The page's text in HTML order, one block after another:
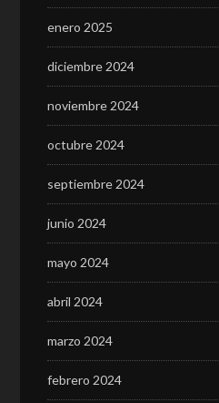
enero 2025
diciembre 2024
noviembre 2024
octubre 2024
septiembre 2024
junio 2024
mayo 2024
abril 2024
marzo 2024
febrero 2024